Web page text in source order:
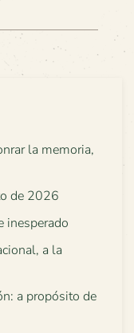
la memoria,
de 2026
inesperado
a la
a propósito de